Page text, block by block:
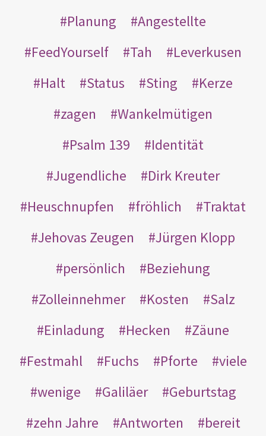
Planung
Angestellte
FeedYourself
Tah
Leverkusen
Halt
Status Sting
Kerze
zagen
Wankelmütigen
Psalm 139
Identität
Jugendliche
Dirk Kreuter
Heuschnupfen
fröhlich
Traktat
Jehovas Zeugen
Jürgen Klopp
persönlich
Beziehung
Zolleinnehmer
Kosten
Salz
Einladung
Hecken
Zäune
Festmahl
Fuchs Pforte
viele
wenige
Galiläer
Geburtstag
zehn Jahre
Antworten bereit